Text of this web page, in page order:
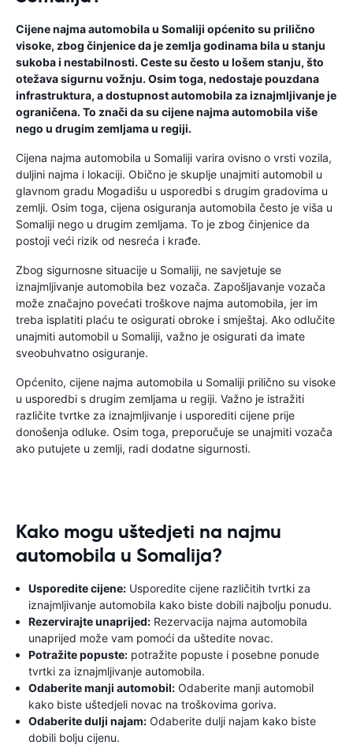
Cijene najma automobila u Somaliji općenito su prilično
visoke, zbog činjenice da je zemlja godinama bila u stanju
sukoba i nestabilnosti. Ceste su često u lošem stanju, što
otežava sigurnu vožnju. Osim toga, nedostaje pouzdana
infrastruktura, a dostupnost automobila za iznajmljivanje je
ograničena. To znači da su cijene najma automobila više
nego u drugim zemljama u regiji.
Cijena najma automobila u Somaliji varira ovisno o vrsti vozila,
duljini najma i lokaciji. Obično je skuplje unajmiti automobil u
glavnom gradu Mogadišu u usporedbi s drugim gradovima u
zemlji. Osim toga, cijena osiguranja automobila često je viša u
Somaliji nego u drugim zemljama. To je zbog činjenice da
postoji veći rizik od nesreća i krađe.
Zbog sigurnosne situacije u Somaliji, ne savjetuje se
iznajmljivanje automobila bez vozača. Zapošljavanje vozača
može značajno povećati troškove najma automobila, jer im
treba isplatiti plaću te osigurati obroke i smještaj. Ako odlučite
unajmiti automobil u Somaliji, važno je osigurati da imate
sveobuhvatno osiguranje.
Općenito, cijene najma automobila u Somaliji prilično su visoke
u usporedbi s drugim zemljama u regiji. Važno je istražiti
različite tvrtke za iznajmljivanje i usporediti cijene prije
donošenja odluke. Osim toga, preporučuje se unajmiti vozača
ako putujete u zemlji, radi dodatne sigurnosti.
Kako mogu uštedjeti na najmu
automobila u Somalija?
Usporedite cijene: Usporedite cijene različitih tvrtki za
iznajmljivanje automobila kako biste dobili najbolju ponudu.
Rezervirajte unaprijed: Rezervacija najma automobila
unaprijed može vam pomoći da uštedite novac.
Potražite popuste: potražite popuste i posebne ponude
tvrtki za iznajmljivanje automobila.
Odaberite manji automobil: Odaberite manji automobil
kako biste uštedjeli novac na troškovima goriva.
Odaberite dulji najam: Odaberite dulji najam kako biste
dobili bolju cijenu.